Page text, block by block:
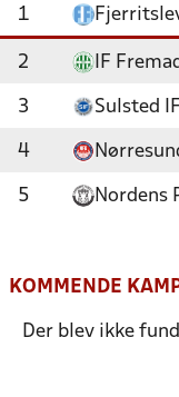
1
2 IF
3 Sulsted IF
4
5 Nordens
KOMMENDE
Der blev ikke